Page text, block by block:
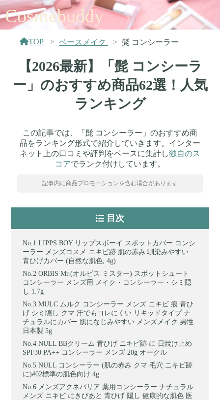
Cosmebuddy
TOP ベースメイク 髭 コンシーラー
【2026最新】「髭 コンシーラ
ー」のおすすめ商品62選！人気
ランキング
この記事では、「髭 コンシーラー」のおすすめ商
品をランキング形式で紹介していきます。インター
ネット上の口コミや評判をベースに集計し独自のス
コアでランク付けしています。
記事内に商品プロモーションを含む場合があります
目次
LIPPS BOY リップスボーイ スポットカバー コンシ
ーラー メンズコスメ ニキビ跡 肌の赤み 馴染みやすい
青ひげカバー (自然な肌色, 4g)
ORBIS Mr.(オルビス ミスター) スポットシュート
コンシーラー メンズ用 メイク・コンシーラー・シミ隠
し 1.7g
MULC ムルク コンシーラー メンズ ニキビ 痕 青ひ
げ シミ隠し クマ 汗でもヨレにくい リキッドタイプ ナ
チュラルにカバー 肌になじみやすい メンズメイク 男性
日本製 5g
NULL BBクリーム 青ひげ ニキビ跡 に 日焼け止め
SPF30 PA++ コンシーラー メンズ 20g オークル
NULL コンシーラー (肌の赤み クマ 毛穴 ニキビ跡
に)#02標準の肌色向け 4g
メンズアクネバリア 薬用コンシーラー ナチュラル
メンズ ニキビ にきびあと 青ひげ 隠し 健康的な肌色 医